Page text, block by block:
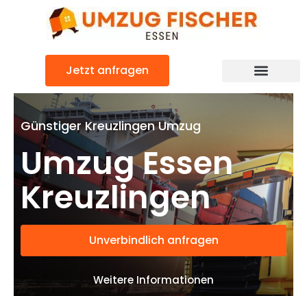
Jetzt anfragen
Günstiger Kreuzlingen Umzug
Umzug Essen
Kreuzlingen
Unverbindlich anfragen
Weitere Informationen